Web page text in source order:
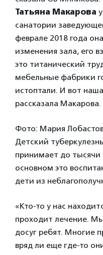
Татьяна Макарова
санатории
феврале 2018 года
изменения зала, его
это титанический
мебельные фабрики
истоптали. И вот
рассказала Макарова.
Фото: Мария
Детский
принимает до тысячи
основном это
дети из
«Кто-то у нас
проходит лечение.
досуг ребят. Многие
вряд ли еще где-то